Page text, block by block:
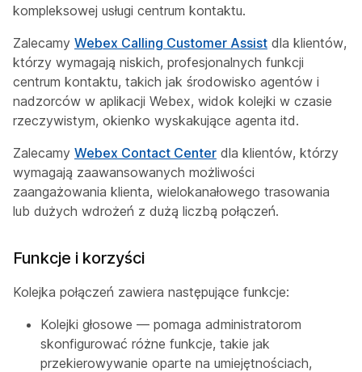
kompleksowej usługi centrum kontaktu.
Zalecamy Webex Calling Customer Assist dla klientów,
którzy wymagają niskich, profesjonalnych funkcji
centrum kontaktu, takich jak środowisko agentów i
nadzorców w aplikacji Webex, widok kolejki w czasie
rzeczywistym, okienko wyskakujące agenta itd.
Zalecamy Webex Contact Center dla klientów, którzy
wymagają zaawansowanych możliwości
zaangażowania klienta, wielokanałowego trasowania
lub dużych wdrożeń z dużą liczbą połączeń.
Funkcje i korzyści
Kolejka połączeń zawiera następujące funkcje:
Kolejki głosowe — pomaga administratorom
skonfigurować różne funkcje, takie jak
przekierowywanie oparte na umiejętnościach,